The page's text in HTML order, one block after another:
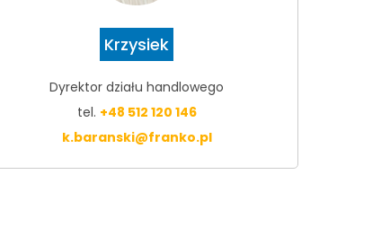
Krzysiek
Dyrektor działu handlowego
tel. +48 512 120 146
k.baranski@franko.pl